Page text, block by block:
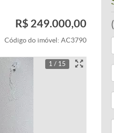
R$ 249.000,00
Código do imóvel: AC3790
1 / 15